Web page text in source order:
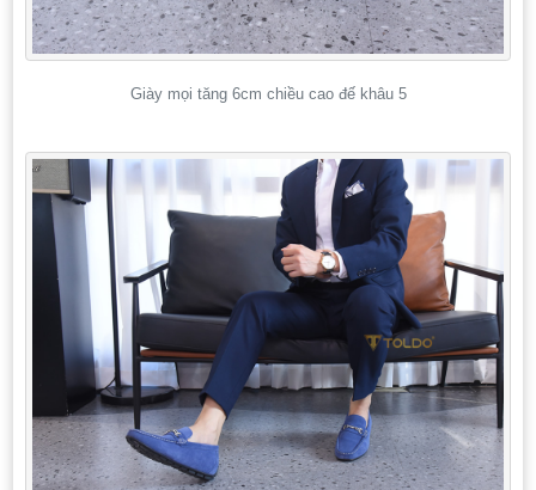
Giày mọi tăng 6cm chiều cao đế khâu 5